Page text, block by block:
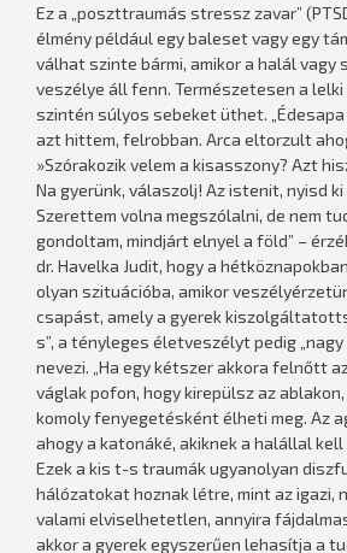
Ez a „poszttraumás stressz zavar”
élmény például egy baleset vagy egy
válhat szinte bármi, amikor a halál vagy
veszélye áll fenn. Természetesen a
szintén súlyos sebeket üthet.
azt hittem, felrobban. Arca eltorzult
»Szórakozik velem a kisasszony? Azt
Na gyerünk, válaszolj! Az istenit, nyisd ki
Szerettem volna megszólalni, de nem
gondoltam, mindjárt elnyel a föld” –
dr. Havelka Judit, hogy a
olyan szituációba, amikor
csapást, amely a gyerek
s”, a tényleges életveszélyt pedig
nevezi. „Ha egy kétszer akkora felnőtt
váglak pofon, hogy kirepülsz az
komoly fenyegetésként élheti meg. Az
ahogy a katonáké, akiknek a halállal kell
Ezek a kis t-s traumák ugyanolyan
hálózatokat hoznak létre, mint az igazi,
valami elviselhetetlen, annyira
akkor a gyerek egyszerűen lehasítja a